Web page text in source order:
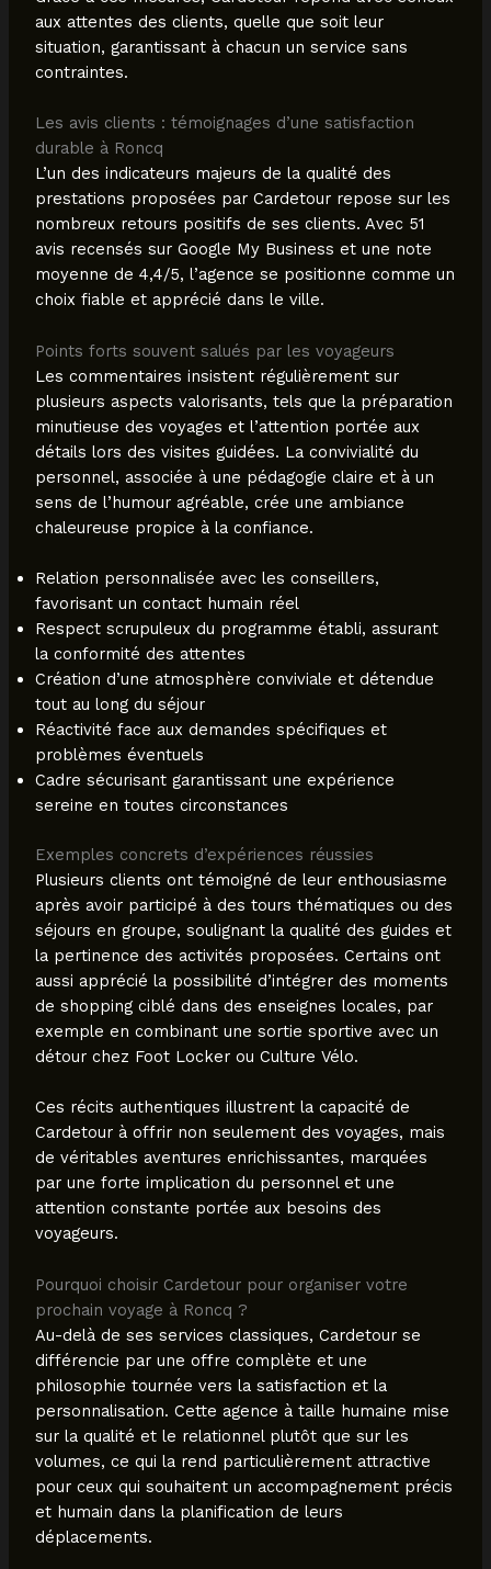
aux attentes des clients, quelle que soit leur
situation, garantissant à chacun un service sans
contraintes.
Les avis clients : témoignages d’une satisfaction
durable à Roncq
L’un des indicateurs majeurs de la qualité des
prestations proposées par Cardetour repose sur les
nombreux retours positifs de ses clients. Avec 51
avis recensés sur Google My Business et une note
moyenne de 4,4/5, l’agence se positionne comme un
choix fiable et apprécié dans le ville.
Points forts souvent salués par les voyageurs
Les commentaires insistent régulièrement sur
plusieurs aspects valorisants, tels que la préparation
minutieuse des voyages et l’attention portée aux
détails lors des visites guidées. La convivialité du
personnel, associée à une pédagogie claire et à un
sens de l’humour agréable, crée une ambiance
chaleureuse propice à la confiance.
Relation personnalisée avec les conseillers,
favorisant un contact humain réel
Respect scrupuleux du programme établi, assurant
la conformité des attentes
Création d’une atmosphère conviviale et détendue
tout au long du séjour
Réactivité face aux demandes spécifiques et
problèmes éventuels
Cadre sécurisant garantissant une expérience
sereine en toutes circonstances
Exemples concrets d’expériences réussies
Plusieurs clients ont témoigné de leur enthousiasme
après avoir participé à des tours thématiques ou des
séjours en groupe, soulignant la qualité des guides et
la pertinence des activités proposées. Certains ont
aussi apprécié la possibilité d’intégrer des moments
de shopping ciblé dans des enseignes locales, par
exemple en combinant une sortie sportive avec un
détour chez Foot Locker ou Culture Vélo.
Ces récits authentiques illustrent la capacité de
Cardetour à offrir non seulement des voyages, mais
de véritables aventures enrichissantes, marquées
par une forte implication du personnel et une
attention constante portée aux besoins des
voyageurs.
Pourquoi choisir Cardetour pour organiser votre
prochain voyage à Roncq ?
Au-delà de ses services classiques, Cardetour se
différencie par une offre complète et une
philosophie tournée vers la satisfaction et la
personnalisation. Cette agence à taille humaine mise
sur la qualité et le relationnel plutôt que sur les
volumes, ce qui la rend particulièrement attractive
pour ceux qui souhaitent un accompagnement précis
et humain dans la planification de leurs
déplacements.